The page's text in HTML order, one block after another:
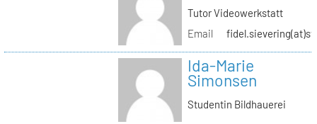
Tutor Videowerkstatt
Email
Ida-Marie
Simonsen
Studentin Bildhauerei